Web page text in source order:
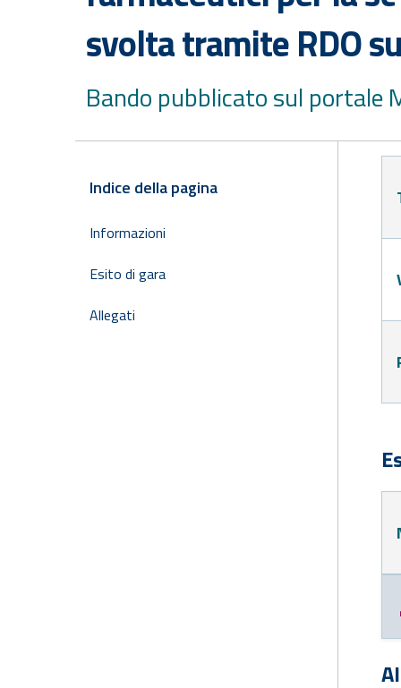
svolta tramite RDO
Bando pubblicato sul portale
Indice della pagina
Informazioni
Esito di gara
Allegati